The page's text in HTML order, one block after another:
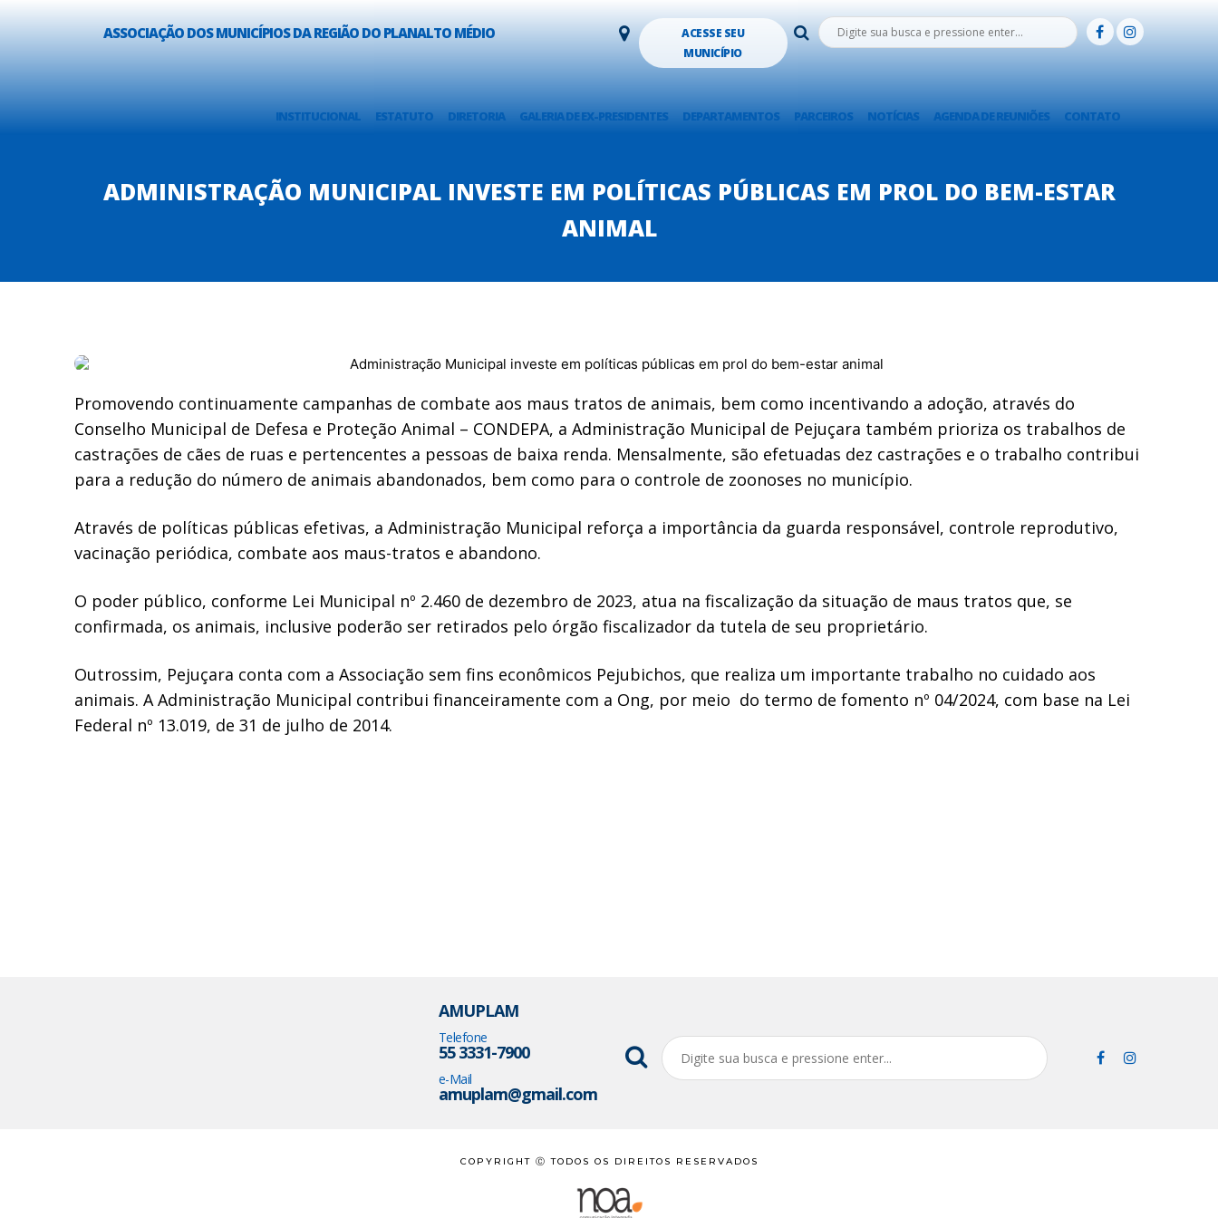
ASSOCIAÇÃO DOS MUNICÍPIOS DA REGIÃO DO PLANALTO MÉDIO
ACESSE SEU
MUNICÍPIO
INSTITUCIONAL ESTATUTO DIRETORIA GALERIA DE EX-PRESIDENTES DEPARTAMENTOS PARCEIROS NOTÍCIAS AGENDA DE REUNIÕES CONTATO
ADMINISTRAÇÃO MUNICIPAL INVESTE EM POLÍTICAS PÚBLICAS EM PROL DO BEM-ESTAR
ANIMAL
Promovendo continuamente campanhas de combate aos maus tratos de animais, bem como incentivando a adoção, através do
Conselho Municipal de Defesa e Proteção Animal – CONDEPA, a Administração Municipal de Pejuçara também prioriza os trabalhos de
castrações de cães de ruas e pertencentes a pessoas de baixa renda. Mensalmente, são efetuadas dez castrações e o trabalho contribui
para a redução do número de animais abandonados, bem como para o controle de zoonoses no município.
Através de políticas públicas efetivas, a Administração Municipal reforça a importância da guarda responsável, controle reprodutivo,
vacinação periódica, combate aos maus-tratos e abandono.
O poder público, conforme Lei Municipal nº 2.460 de dezembro de 2023, atua na fiscalização da situação de maus tratos que, se
confirmada, os animais, inclusive poderão ser retirados pelo órgão fiscalizador da tutela de seu proprietário.
Outrossim, Pejuçara conta com a Associação sem fins econômicos Pejubichos, que realiza um importante trabalho no cuidado aos
animais. A Administração Municipal contribui financeiramente com a Ong, por meio do termo de fomento nº 04/2024, com base na Lei
Federal nº 13.019, de 31 de julho de 2014.
AMUPLAM
Telefone
55 3331-7900
e-Mail
amuplam@gmail.com
COPYRIGHT Ⓒ TODOS OS DIREITOS RESERVADOS